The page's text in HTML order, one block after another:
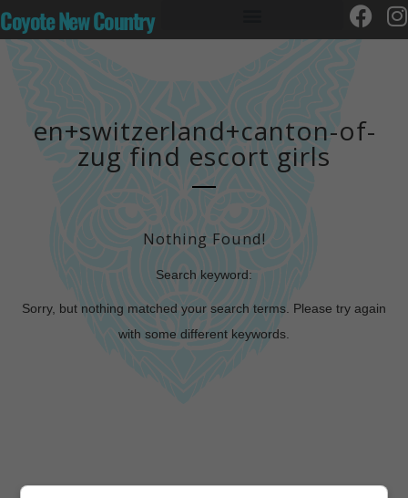
Coyote New Country
en+switzerland+canton-of-
zug find escort girls
Nothing Found!
Search keyword:
Sorry, but nothing matched your search terms. Please try again
with some different keywords.